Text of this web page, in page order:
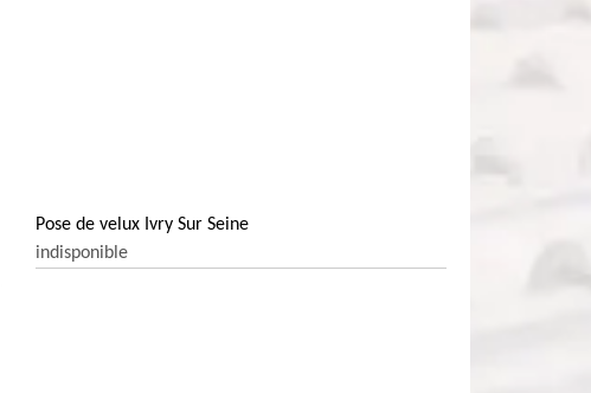
Pose de velux Ivry Sur Seine
indisponible